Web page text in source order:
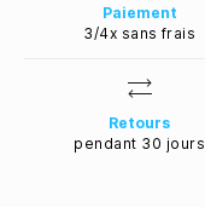
Paiement
3/4x sans frais
Retours
pendant 30 jours